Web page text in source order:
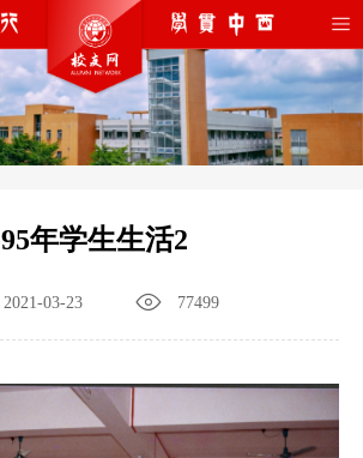
95年学生生活2
2021-03-23 77499